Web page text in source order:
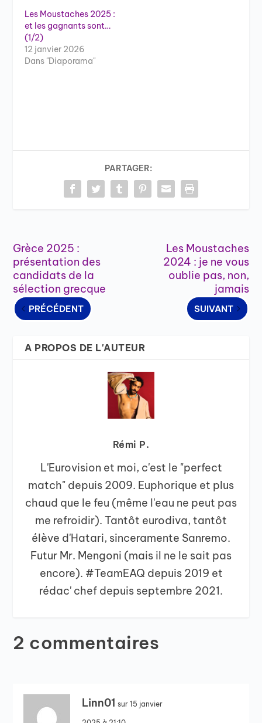
Les Moustaches 2025 :
et les gagnants sont…
(1/2)
12 janvier 2026
Dans "Diaporama"
PARTAGER:
Grèce 2025 :
présentation des
candidats de la
sélection grecque
PRÉCÉDENT
Les Moustaches
2024 : je ne vous
oublie pas, non,
jamais
SUIVANT
A PROPOS DE L'AUTEUR
Rémi P.
L'Eurovision et moi, c'est le "perfect
match" depuis 2009. Euphorique et plus
chaud que le feu (même l'eau ne peut pas
me refroidir). Tantôt eurodiva, tantôt
élève d'Hatari, sinceramente Sanremo.
Futur Mr. Mengoni (mais il ne le sait pas
encore). #TeamEAQ depuis 2019 et
rédac' chef depuis septembre 2021.
2 commentaires
Linn01 sur 15 janvier